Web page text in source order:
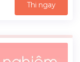
Thi ngay